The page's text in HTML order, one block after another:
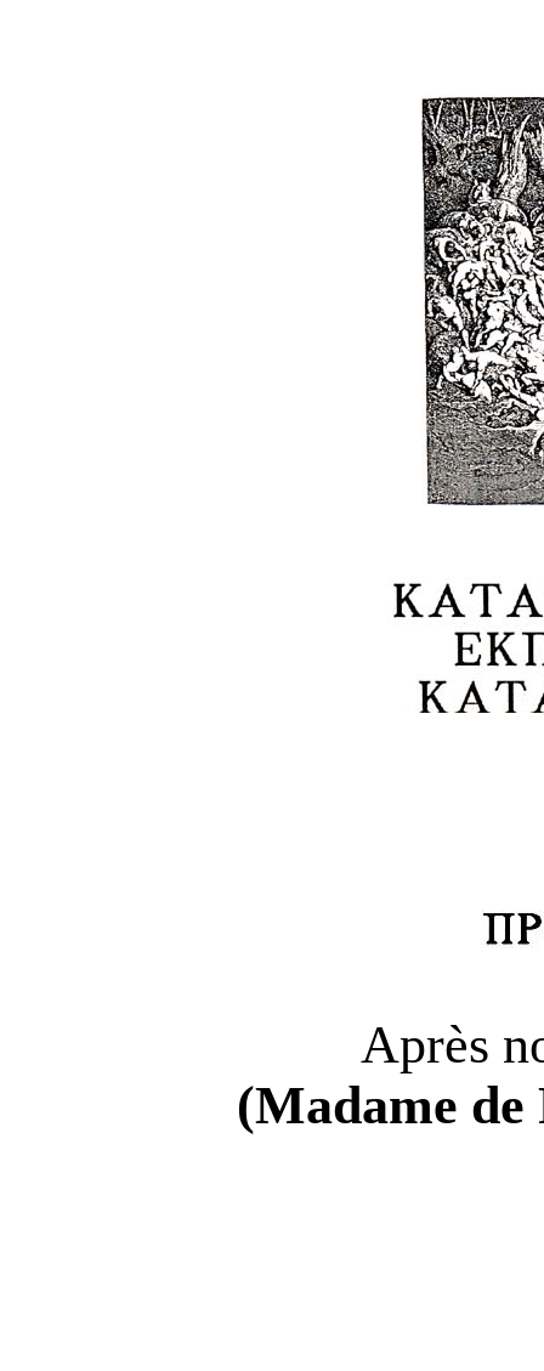
Après
(Madame de